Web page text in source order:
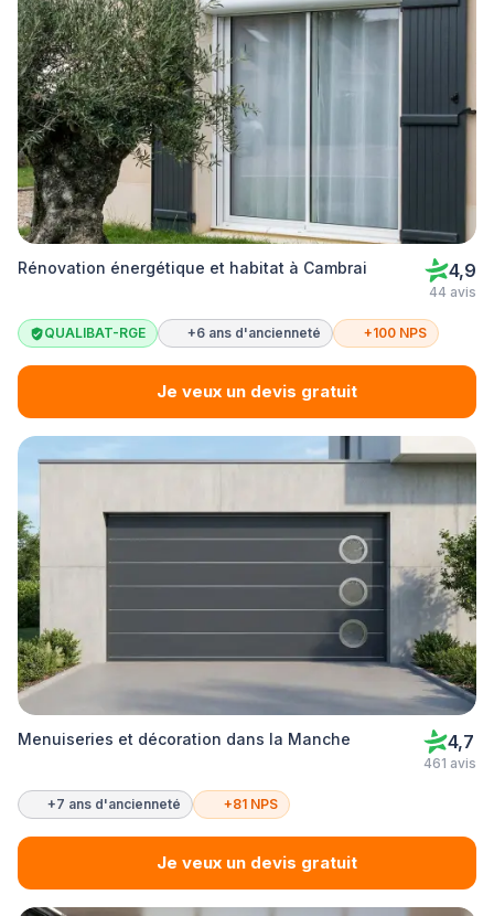
Rénovation énergétique et habitat à Cambrai 4,9
44 avis
QUALIBAT-RGE +6 ans d'ancienneté +100 NPS
Je veux un devis gratuit
Menuiseries et décoration dans la Manche 4,7
461 avis
+7 ans d'ancienneté +81 NPS
Je veux un devis gratuit